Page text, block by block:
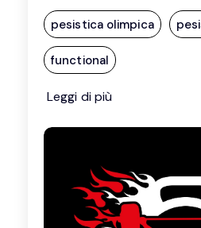
a gare regionali, nazionali
pesistica olimpica
functional
Leggi di più